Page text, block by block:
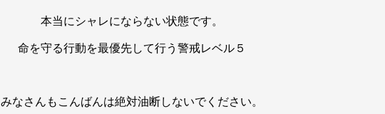
本当にシャレにならない状態です。
命を守る行動を最優先して行う警戒レベル５
みなさんもこんばんは絶対油断しないでください。